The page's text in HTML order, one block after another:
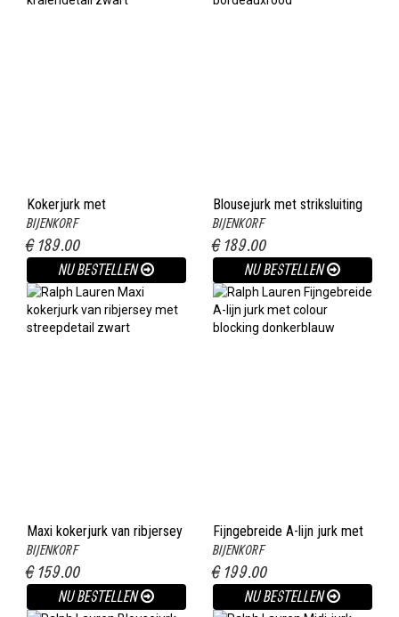
Kokerjurk met
asymmetrische hals en
kralendetail zwart
BIJENKORF
€ 189.00
NU BESTELLEN
Blousejurk met striksluiting
bordeauxrood
BIJENKORF
€ 189.00
NU BESTELLEN
Maxi kokerjurk van ribjersey
met streepdetail zwart
BIJENKORF
€ 159.00
NU BESTELLEN
Fijngebreide A-lijn jurk met
colour blocking donkerblauw
BIJENKORF
€ 199.00
NU BESTELLEN